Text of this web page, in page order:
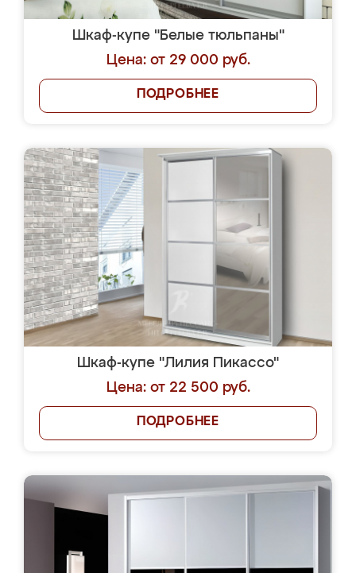
Шкаф-купе "Белые тюльпаны"
Цена: от 29 000 руб.
ПОДРОБНЕЕ
Шкаф-купе "Лилия Пикассо"
Цена: от 22 500 руб.
ПОДРОБНЕЕ